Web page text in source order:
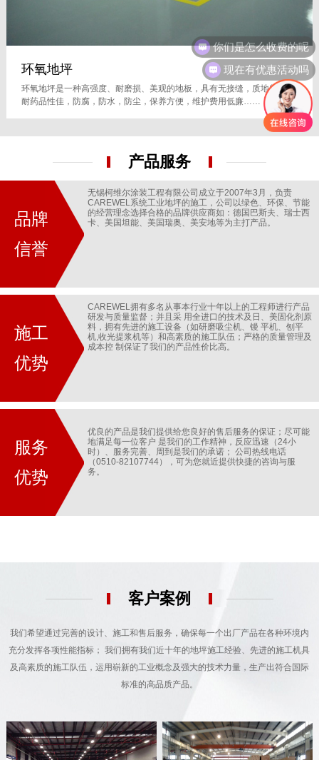
环氧地坪
环氧地坪是一种高强度、耐磨损、美观的地板，具有无接缝，质地坚实，
耐药品性佳，防腐，防水，防尘，保养方便，维护费用低廉……
产品服务
品牌
信誉
无锡柯维尔涂装工程有限公司成立于2007年3月，负责
CAREWEL系统工业地坪的施工，公司以绿色、环保、节能
的经营理念选择合格的品牌供应商如：德国巴斯夫、瑞士西
卡、美国坦能、美国瑞奥、美安地等为主打产品。
施工
优势
CAREWEL拥有多名从事本行业十年以上的工程师进行产品
研发与质量监督；并且采 用全进口的技术及日、美固化剂原
料，拥有先进的施工设备（如研磨吸尘机、镘 平机、刨平
机,收光提浆机等）和高素质的施工队伍；严格的质量管理及
成本控 制保证了我们的产品性价比高。
服务
优势
优良的产品是我们提供给您良好的售后服务的保证；尽可能
地满足每一位客户 是我们的工作精神，反应迅速（24小
时）、服务完善、周到是我们的承诺； 公司热线电话
（0510-82107744），可为您就近提供快捷的咨询与服
务。
客户案例
我们希望通过完善的设计、施工和售后服务，确保每一个出厂产品在各种环境内
充分发挥各项性能指标； 我们拥有我们近十年的地坪施工经验、先进的施工机具
及高素质的施工队伍，运用崭新的工业概念及强大的技术力量，生产出符合国际
标准的高品质产品。
现在有优惠活动吗